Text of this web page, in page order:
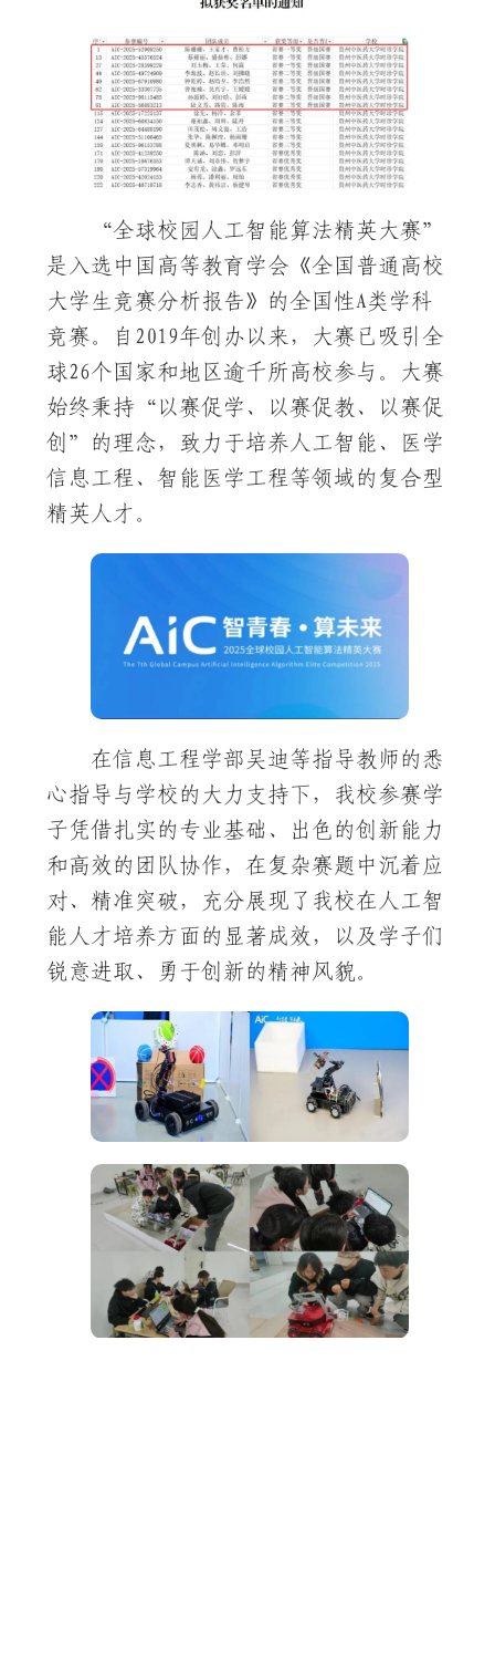
“全球校园人工智能算法精英大赛”
是入选中国高等教育学会《全国普通高校
大学生竞赛分析报告》的全国性A类学科
竞赛。自2019年创办以来，大赛已吸引全
球26个国家和地区逾千所高校参与。大赛
始终秉持“以赛促学、以赛促教、以赛促
创”的理念，致力于培养人工智能、医学
信息工程、智能医学工程等领域的复合型
精英人才。
在信息工程学部吴迪等指导教师的悉
心指导与学校的大力支持下，我校参赛学
子凭借扎实的专业基础、出色的创新能力
和高效的团队协作，在复杂赛题中沉着应
对、精准突破，充分展现了我校在人工智
能人才培养方面的显著成效，以及学子们
锐意进取、勇于创新的精神风貌。